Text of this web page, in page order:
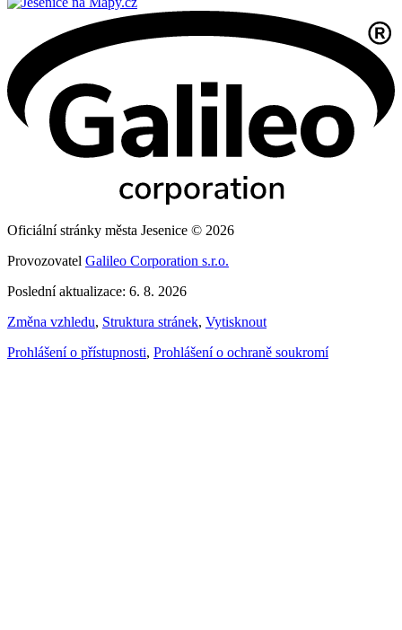
Oficiální stránky města Jesenice © 2026
Provozovatel Galileo Corporation s.r.o.
Poslední aktualizace: 6. 8. 2026
Změna vzhledu, Struktura stránek, Vytisknout
Prohlášení o přístupnosti, Prohlášení o ochraně soukromí